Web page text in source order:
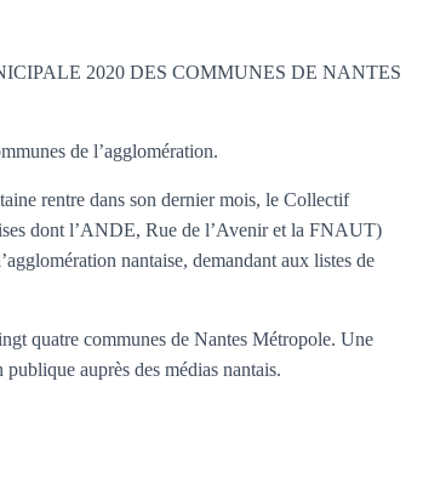
2020 DES COMMUNES DE NANTES
de l’agglomération.
rentre dans son dernier mois, le Collectif
dont l’ANDE, Rue de l’Avenir et la FNAUT)
nantaise, demandant aux listes de
quatre communes de Nantes Métropole. Une
auprès des médias nantais.